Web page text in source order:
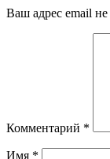
Ваш адрес email не
Комментарий *
Имя *